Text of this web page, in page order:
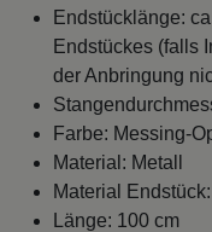
Endstücklänge:
Endstückes (falls
der Anbringung
Farbe: Messing-
Material: Metall
Material Endstück:
Länge: 100 cm